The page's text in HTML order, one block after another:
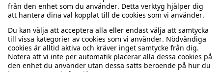
Kundservice
Vanliga frågor
Beställning & retur
Kappahl Club
Logga in
Kappahl Club
Om oss
Om Kappahl Group
Villkor & policy